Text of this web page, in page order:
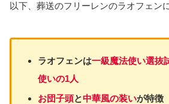
以下、葬送のフリーレンのラオフェン
ラオフェンは一級魔法使い選抜
使いの1人
お団子頭と中華風の装いが特徴